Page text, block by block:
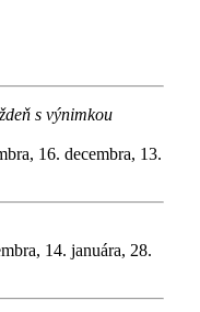
s výnimkou
16. decembra, 13.
14. januára, 28.